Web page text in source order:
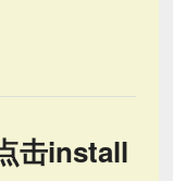
击install